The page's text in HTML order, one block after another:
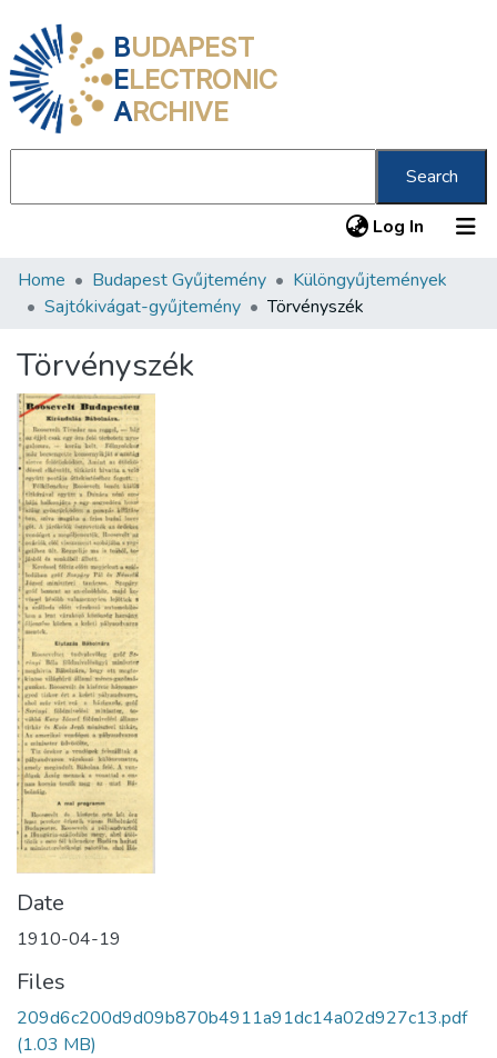
BUDAPEST
ELECTRONIC
ARCHIVE
Search
Log In (current)
Communities & Collections
Statistics
About us
Home Budapest Gyűjtemény
Különgyűjtemények
Sajtókivágat-gyűjtemény
Törvényszék
Törvényszék
Date
1910-04-19
Files
209d6c200d9d09b870b4911a91dc14a02d927c13.pdf
(1.03 MB)